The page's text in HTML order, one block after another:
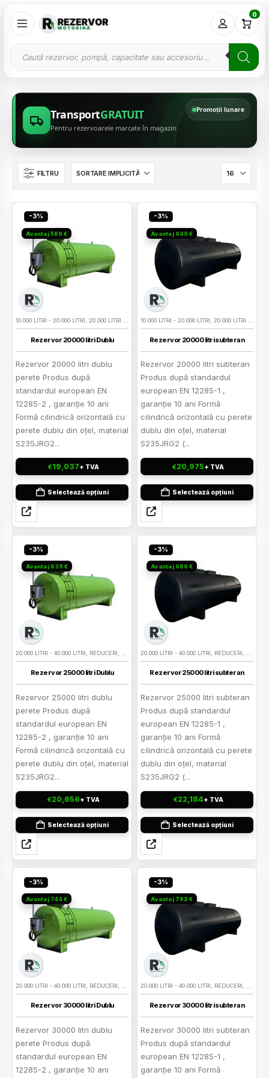
0
TransportGRATUIT
Pentru rezervoarele marcate în magazin
Promoții lunare
FILTRU
-3%
10.000 LITRI - 20.000 LITRI 20.000 LITRI - 40.000 LITRI ,REDUCERI,REZERVOARE BENZINA
Rezervor 20000 litri Dublu
Rezervor 20000 litri dublu
perete Produs după
standardul european EN
12285-2 , garanţie 10 ani
Formă cilindrică orizontală cu
perete dublu din oţel, material
S235JRG2...
€19,037+ TVA
Selectează opțiuni
Avantaj 589 €
-3%
10.000 LITRI - 20.000 LITRI 20.000 LITRI - 40.000 LITRI
Rezervor 20000 litri subteran
Rezervor 20000 litri subteran
Produs după standardul
european EN 12285-1 ,
garanţie 10 ani Formă
cilindrică orizontală cu perete
dublu din oţel, material
S235JRG2 (...
€20,975+ TVA
Selectează opțiuni
Avantaj 649 €
-3%
20.000 LITRI - 40.000 LITRI REDUCERI REZERVOARE BENZINA SUPRATERANE,
Rezervor 25000 litri Dublu
Rezervor 25000 litri dublu
perete Produs după
standardul european EN
12285-2 , garanţie 10 ani
Formă cilindrică orizontală cu
perete dublu din oţel, material
S235JRG2...
€20,656+ TVA
Selectează opțiuni
Avantaj 639 €
-3%
20.000 LITRI - 40.000 LITRI REDUCERI
Rezervor 25000 litri subteran
Rezervor 25000 litri subteran
Produs după standardul
european EN 12285-1 ,
garanţie 10 ani Formă
cilindrică orizontală cu perete
dublu din oţel, material
S235JRG2 (...
€22,184+ TVA
Selectează opțiuni
Avantaj 686 €
-3%
20.000 LITRI - 40.000 LITRI, REDUCERI, REZERVOARE BENZINA SUPRATERANE,
Rezervor 30000 litri Dublu
Rezervor 30000 litri dublu
perete Produs după
standardul european EN
12285-2 , garanţie 10 ani
Avantaj 744 €
-3%
20.000 LITRI - 40.000 LITRI, REDUCERI,
Rezervor 30000 litri subteran
Rezervor 30000 litri subteran
Produs după standardul
european EN 12285-1 ,
garanţie 10 ani Formă
Avantaj 792 €